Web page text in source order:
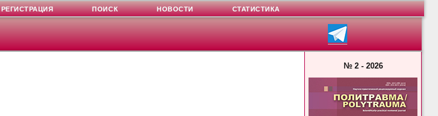
№ 2 - 2026
РЕГИСТРАЦИЯ ПОИСК НОВОСТИ СТАТИСТИКА